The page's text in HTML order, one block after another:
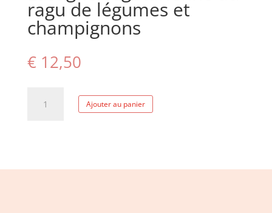
ragu de légumes et
champignons
€12,50
Ajouter au panier